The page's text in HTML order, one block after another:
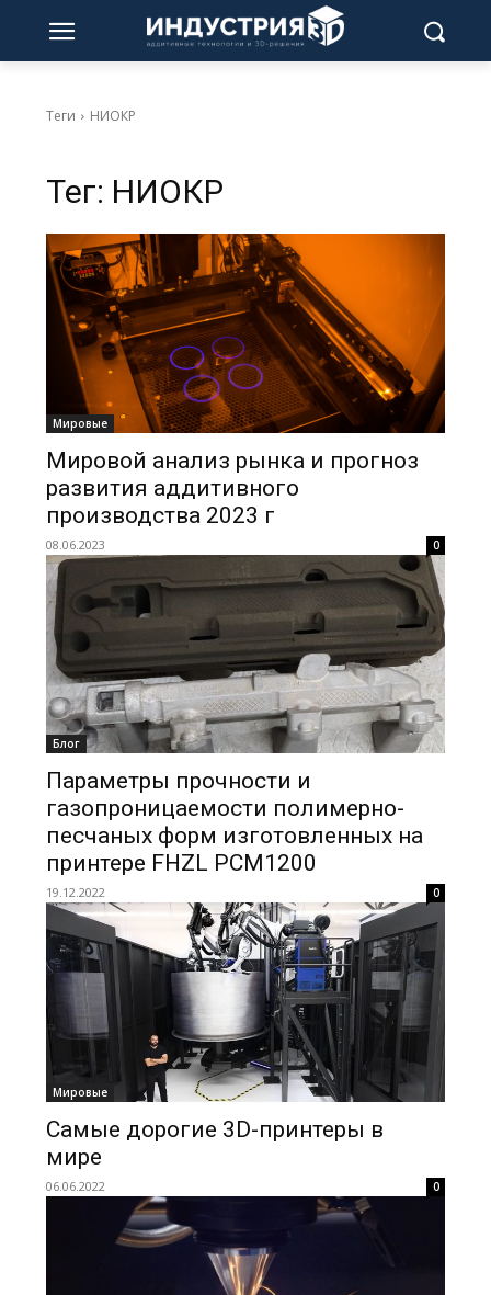
Теги НИОКР
Тег: НИОКР
Мировые
Мировой анализ рынка и прогноз
развития аддитивного
производства 2023 г
08.06.2023 0
Блог
Параметры прочности и
газопроницаемости полимерно-
песчаных форм изготовленных на
принтере FHZL PCM1200
19.12.2022 0
Мировые
Самые дорогие 3D-принтеры в
мире
06.06.2022 0